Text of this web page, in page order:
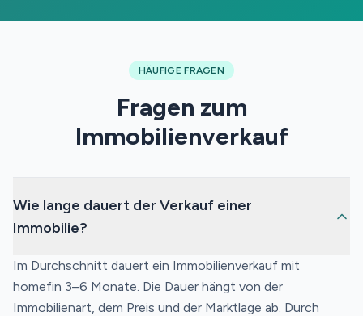
HÄUFIGE FRAGEN
Fragen zum
Immobilienverkauf
Wie lange dauert der Verkauf einer
Immobilie?
Im Durchschnitt dauert ein Immobilienverkauf mit
homefin 3–6 Monate. Die Dauer hängt von der
Immobilienart, dem Preis und der Marktlage ab. Durch